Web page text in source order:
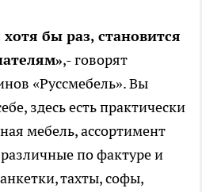
бы раз, становится
,- говорят
«Руссмебель». Вы
здесь есть практически
мебель, ассортимент
по фактуре и
тахты, софы,